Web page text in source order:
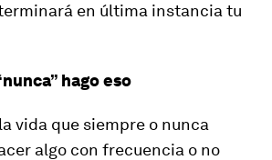
en última instancia tu
hago eso
vida que siempre o nunca
algo con frecuencia o no